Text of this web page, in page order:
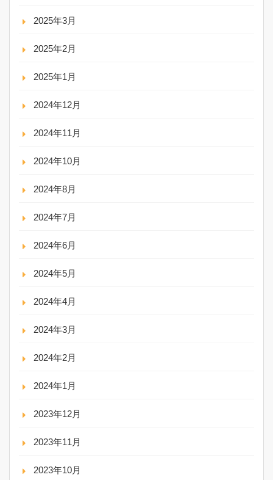
2025年3月
2025年2月
2025年1月
2024年12月
2024年11月
2024年10月
2024年8月
2024年7月
2024年6月
2024年5月
2024年4月
2024年3月
2024年2月
2024年1月
2023年12月
2023年11月
2023年10月